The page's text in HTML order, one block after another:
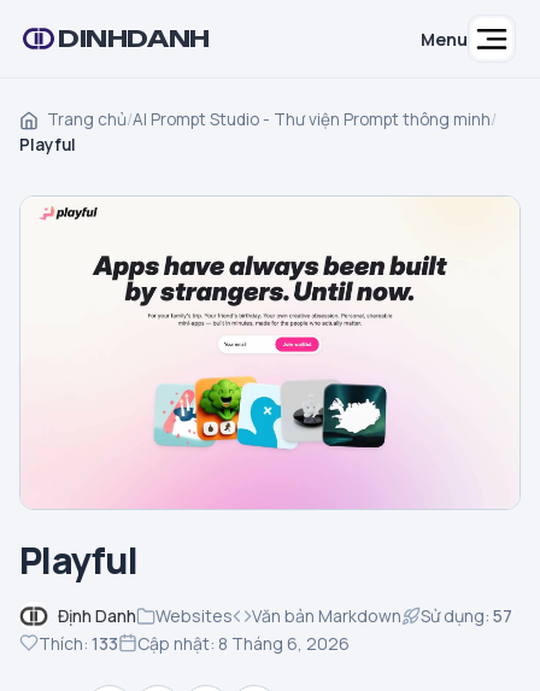
DINHDANH Menu
Trang chủ/AI Prompt Studio - Thư viện Prompt thông minh/
Playful
Playful
Định Danh Websites Văn bản Markdown Sử dụng: 57
Thích: 133 Cập nhật: 8 Tháng 6, 2026